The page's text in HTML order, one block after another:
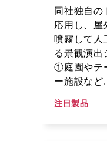
同社独自の
応用し、屋
噴霧して人
る景観演出
①庭園やテ
ー施設など
注目製品